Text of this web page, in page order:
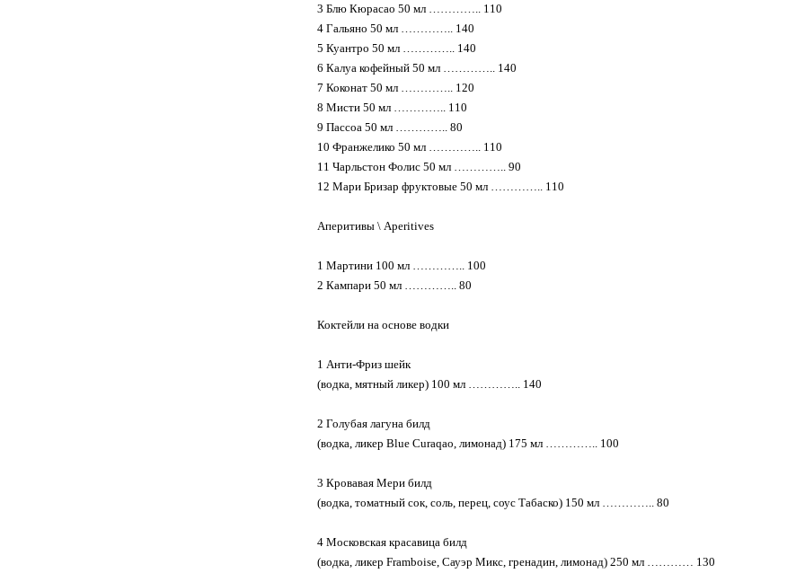
3 Блю Кюрасао 50 мл ………….. 110
4 Гальяно 50 мл ………….. 140
5 Куантро 50 мл ………….. 140
6 Калуа кофейный 50 мл ………….. 140
7 Коконат 50 мл ………….. 120
8 Мисти 50 мл ………….. 110
9 Пассоа 50 мл ………….. 80
10 Франжелико 50 мл ………….. 110
11 Чарльстон Фолис 50 мл ………….. 90
12 Мари Бризар фруктовые 50 мл ………….. 110
Аперитивы \ Aperitives
1 Мартини 100 мл ………….. 100
2 Кампари 50 мл ………….. 80
Коктейли на основе водки
1 Анти-Фриз шейк
(водка, мятный ликер) 100 мл ………….. 140
2 Голубая лагуна билд
(водка, ликер Blue Curaqao, лимонад) 175 мл ………….. 100
3 Кровавая Мери билд
(водка, томатный сок, соль, перец, соус Табаско) 150 мл ………….. 80
4 Московская красавица билд
(водка, ликер Framboise, Сауэр Микс, гренадин, лимонад) 250 мл ………… 130